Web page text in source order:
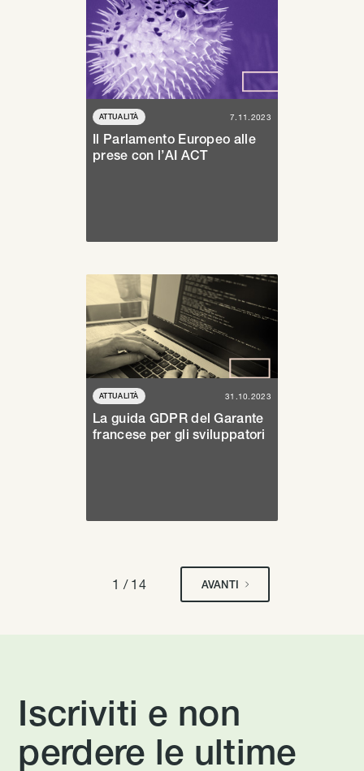
ATTUALITÀ 7.11.2023
Il Parlamento Europeo alle
prese con l’AI ACT
ATTUALITÀ 31.10.2023
La guida GDPR del Garante
francese per gli sviluppatori
1 / 14 AVANTI
Iscriviti e non
perdere le ultime